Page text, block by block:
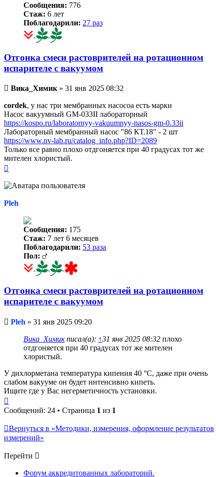
Сообщения: 776
Стаж: 6 лет
Поблагодарили: 27 раз
Отгонка смеси растоврителей на ротационном
испарителе с вакуумом
Непрочитанное
сообщение
Вика_Химик » 31 янв 2025 08:32
cordek, у нас три мембранных насосоа есть марки
Насос вакуумный GM-033II лабораторный
https://kospo.ru/laboratornyy-vakuumnyy-nasos-gm-0.33ii
Лабораторный мембранный насос "86 КТ.18" - 2 шт
https://www.nv-lab.ru/catalog_info.php?ID=2089
Только все равно плохо отдгоняется при 40 градусах тот же
мителен хлористый.
началу
Pleh
Сообщения: 175
Стаж: 7 лет 6 месяцев
Поблагодарили: 53 раза
Пол:
Отгонка смеси растоврителей на ротационном
испарителе с вакуумом
Непрочитанное
Pleh » 31 янв 2025 09:20
Вика_Химикписал(а): ↑31 янв 2025 08:32 плохо
отдгоняется при 40 градусах тот же мителен
хлористый.
У дихлорметана температура кипения 40 °С, даже при очень
слабом вакууме он будет интенсивно кипеть.
Ищите где у Вас негерметичность установки.
к
началу
Сообщений: 24 • Страница 1 из 1
Вернуться в «Методики, измерения, оформление результатов
измерений»
Перейти
Форум аккредитованных лабораторий.